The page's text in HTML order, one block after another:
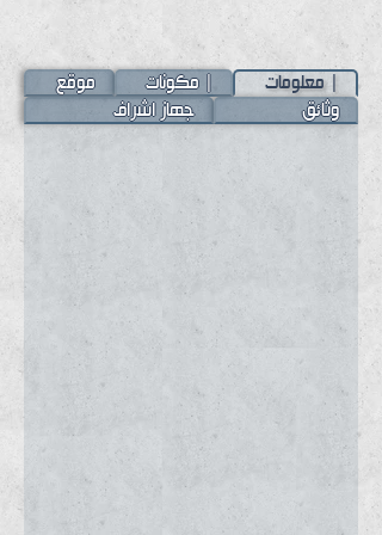
| معلومات | مكونات موقع
وثائق جهاز اشراف